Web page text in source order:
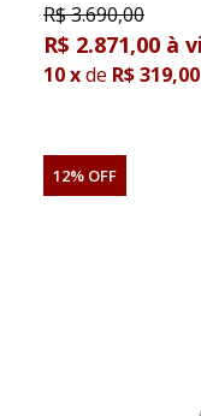
R$3.690,00
R$ 2.871,00
10xde R$ 319,00
12% OFF